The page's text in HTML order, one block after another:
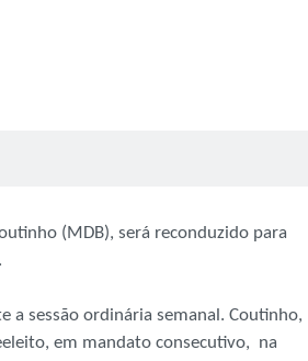
(MDB), será reconduzido para
sessão ordinária semanal. Coutinho,
em mandato consecutivo, na